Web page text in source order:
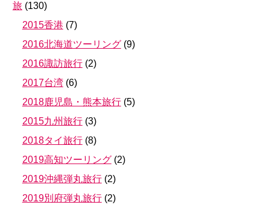
旅 (130)
2015香港 (7)
2016北海道ツーリング (9)
2016諏訪旅行 (2)
2017台湾 (6)
2018鹿児島・熊本旅行 (5)
2015九州旅行 (3)
2018タイ旅行 (8)
2019高知ツーリング (2)
2019沖縄弾丸旅行 (2)
2019別府弾丸旅行 (2)